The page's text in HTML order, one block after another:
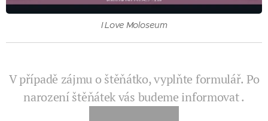
I Love Moloseum
V případě zájmu o štěňátko, vyplňte formulář. Po
narození štěňátek vás budeme informovat .